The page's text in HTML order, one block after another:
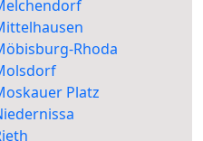
Rhoda
Platz